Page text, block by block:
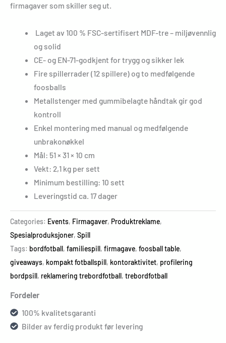
firmagaver som skiller seg ut.
Laget av 100 % FSC-sertifisert MDF-tre – miljøvennlig
og solid
CE- og EN-71-godkjent for trygg og sikker lek
Fire spillerrader (12 spillere) og to medfølgende
foosballs
Metallstenger med gummibelagte håndtak gir god
kontroll
Enkel montering med manual og medfølgende
unbrakonøkkel
Mål: 51 × 31 × 10 cm
Vekt: 2,1 kg per sett
Minimum bestilling: 10 sett
Leveringstid ca. 17 dager
Categories: Events, Firmagaver, Produktreklame,
Spesialproduksjoner, Spill
Tags: bordfotball, familiespill, firmagave, foosball table,
giveaways, kompakt fotballspill, kontoraktivitet, profilering
bordpsill, reklamering trebordfotball, trebordfotball
Fordeler
100% kvalitetsgaranti
Bilder av ferdig produkt før levering